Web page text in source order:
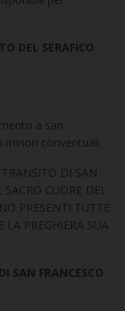
DEL SERAFICO
a san
conventuali.
DI SAN
SACRO CUORE DEI
PRESENTI TUTTE
LA PREGHIERA SUA
SAN FRANCESCO